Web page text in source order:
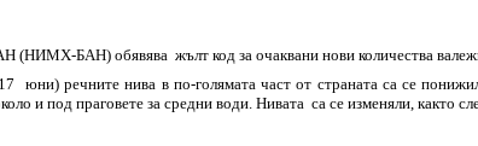
(НИМХ-БАН) обявява жълт код за очаквани нови количества
речните нива в по-голямата част от страната са се
и под праговете за средни води. Нивата са се изменяли, както